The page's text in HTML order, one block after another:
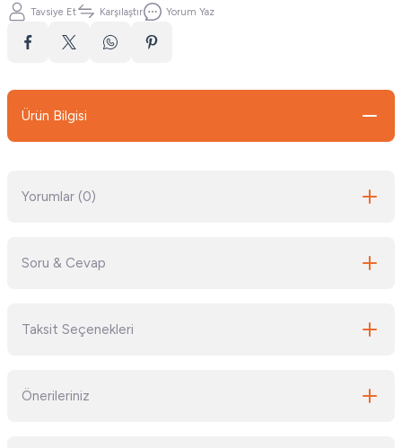
Tavsiye Et Karşılaştır Yorum Yaz
Ürün Bilgisi
Yorumlar (0)
Soru & Cevap
Taksit Seçenekleri
Önerileriniz